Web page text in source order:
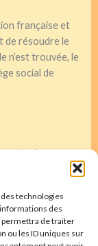
technologies
des
permettra de traiter
ou les ID uniques sur
française et
de résoudre le
n’est trouvée, le
social de
pris
Conditions